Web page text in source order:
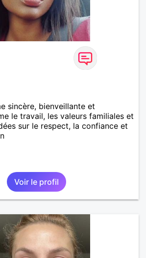
sincère, bienveillante et
le travail, les valeurs familiales et
sur le respect, la confiance et
Voir le profil